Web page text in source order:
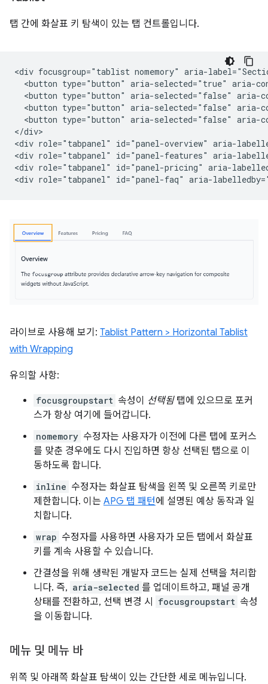
탭 간에 화살표 키 탐색이 있는 탭 컨트롤입니다.
<div focusgroup="tablist nomemory" aria-
<button type="button" aria-selected="true" aria-
<button type="button" aria-selected="false"
<button type="button" aria-selected="false"
<button type="button" aria-selected="false"
</div>
<div role="tabpanel" id="panel-overview" aria-
<div role="tabpanel" id="panel-features" aria-
<div role="tabpanel" id="panel-pricing" aria-
라이브로 사용해 보기: Tablist Pattern > Horizontal Tablist
with Wrapping
유의할 사항:
focusgroupstart 속성이 선택됨탭에 있으므로 포커
스가 항상 여기에 들어갑니다.
nomemory 수정자는 사용자가 이전에 다른 탭에 포커스
를 맞춘 경우에도 다시 진입하면 항상 선택된 탭으로 이
동하도록 합니다.
inline 수정자는 화살표 탐색을 왼쪽 및 오른쪽 키로만
제한합니다. 이는 APG 탭 패턴에 설명된 예상 동작과 일
치합니다.
wrap 수정자를 사용하면 사용자가 모든 탭에서 화살표
키를 계속 사용할 수 있습니다.
간결성을 위해 생략된 개발자 코드는 실제 선택을 처리합
니다. 즉, aria-selected 를 업데이트하고, 패널 공개
상태를 전환하고, 선택 변경 시
focusgroupstart 속성
을 이동합니다.
메뉴 및 메뉴 바
위쪽 및 아래쪽 화살표 탐색이 있는 간단한 세로 메뉴입니다.